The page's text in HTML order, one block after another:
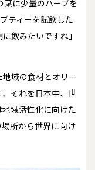
葉に少量のハーブを
ティーを試飲した
飲みたいですね」
地域の食材とオリー
それを日本中、世
域活性化に向けた
所から世界に向け